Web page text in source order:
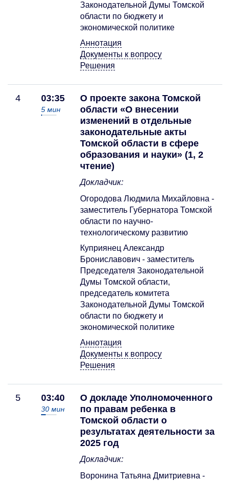
Законодательной Думы Томской
области по бюджету и
экономической политике
Аннотация
Документы к вопросу
Решения
4 03:35
5 мин
О проекте закона Томской
области «О внесении
изменений в отдельные
законодательные акты
Томской области в сфере
образования и науки» (1, 2
чтение)
Докладчик:
Огородова Людмила Михайловна -
заместитель Губернатора Томской
области по научно-
технологическому развитию
Куприянец Александр
Брониславович - заместитель
Председателя Законодательной
Думы Томской области,
председатель комитета
Законодательной Думы Томской
области по бюджету и
экономической политике
Аннотация
Документы к вопросу
Решения
5 03:40
30 мин
О докладе Уполномоченного
по правам ребенка в
Томской области о
результатах деятельности за
2025 год
Докладчик:
Воронина Татьяна Дмитриевна -